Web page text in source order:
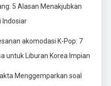
5 Alasan Menakjubkan
Indosiar
akomodasi K-Pop: 7
untuk Liburan Korea Impian
Menggemparkan soal